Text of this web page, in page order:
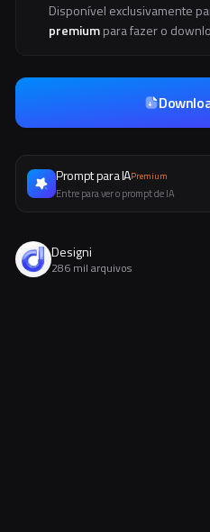
Disponível exclusivamente
premiumpara fazer o
Prompt para IAPremium
Entre para ver o prompt de IA
Designi
286 mil arquivos